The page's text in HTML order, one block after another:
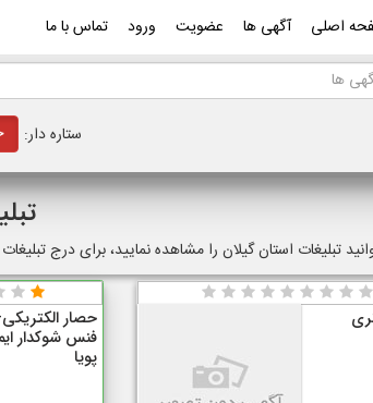
اصلی آگهی ها عضویت ورود تماس با ما
ستاره دار:
تبلیغات استان گیلان را مشاهده نمایید، برای درج
570متری حصار
فنس شوکدار
پویا